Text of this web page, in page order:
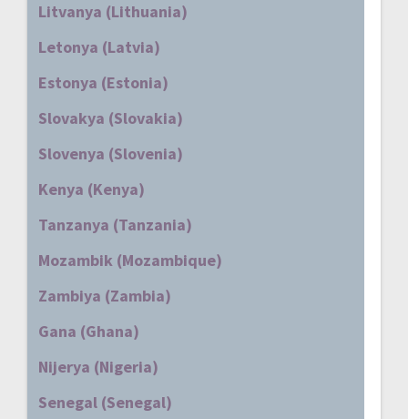
Litvanya (Lithuania)
Letonya (Latvia)
Estonya (Estonia)
Slovakya (Slovakia)
Slovenya (Slovenia)
Kenya (Kenya)
Tanzanya (Tanzania)
Mozambik (Mozambique)
Zambiya (Zambia)
Gana (Ghana)
Nijerya (Nigeria)
Senegal (Senegal)